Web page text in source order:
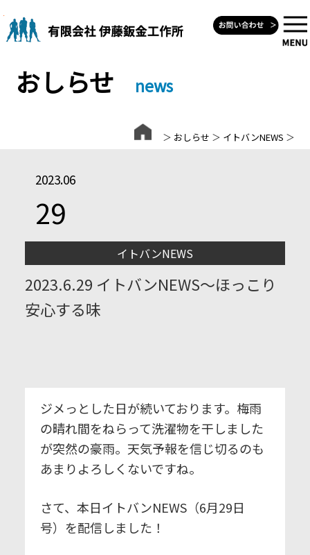
to
content
おしらせ news
＞ おしらせ ＞ イトバンNEWS ＞
2023.06
29
イトバンNEWS
2023.6.29 イトバンNEWS～ほっこり
安心する味
ジメっとした日が続いております。梅雨
の晴れ間をねらって洗濯物を干しました
が突然の豪雨。天気予報を信じ切るのも
あまりよろしくないですね。
さて、本日イトバンNEWS（6月29日
号）を配信しました！